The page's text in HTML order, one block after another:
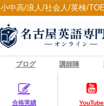
小中高/浪人/社会人/英検/
ブログ 講師陣
合格実績 YouTube